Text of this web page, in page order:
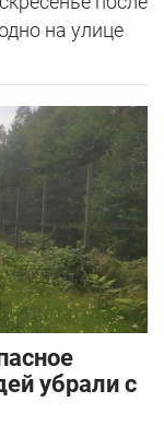
на улице
убрали с